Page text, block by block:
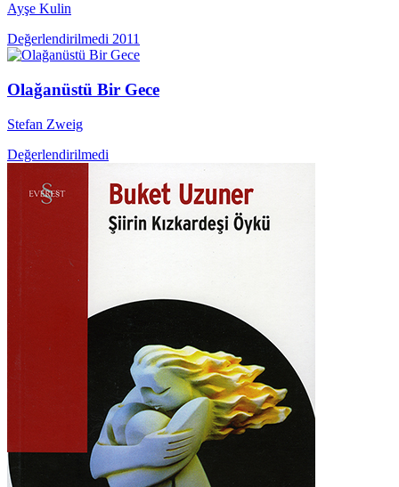
Ayşe Kulin
Değerlendirilmedi 2011
Olağanüstü Bir Gece
Stefan Zweig
Değerlendirilmedi